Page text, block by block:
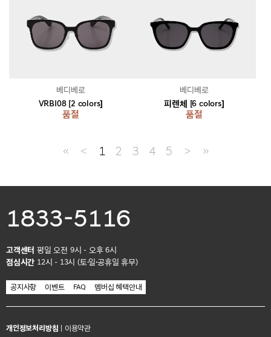
VRBI08 [2 colors]
품절
베디베로
피렌체 [6 colors]
품절
베디베로
≪ ＜ 1 2 3 4 5 ＞ ≫
1833-5116
고객센터 평일 오전 9시 - 오후 6시
점심시간 12시 - 13시 (토·일·공휴일 휴무)
공지사항 이벤트 FAQ 멤버십 혜택안내
개인정보처리방침 이용약관